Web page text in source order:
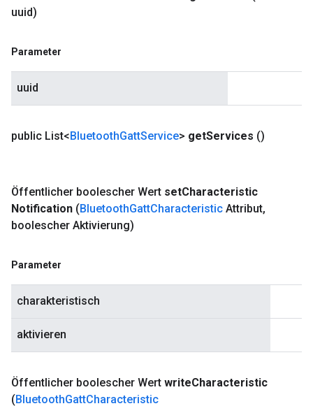
uuid)
Parameter
uuid
public List<BluetoothGattService> getServices ()
Öffentlicher boolescher Wert setCharacteristic
Notification (BluetoothGattCharacteristic Attribut,
boolescher Aktivierung)
Parameter
charakteristisch
aktivieren
Öffentlicher boolescher Wert writeCharacteristic
(BluetoothGattCharacteristic